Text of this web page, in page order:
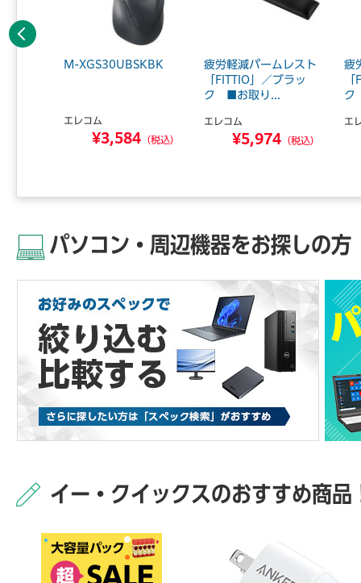
M-XGS30UBSKBK
エレコム
¥3,584 （税込）
疲労軽減パームレスト
「FITTIO」／ブラッ
ク ■お取り...
エレコム
¥5,974 （税込）
疲
ク
エ
前へ
パソコン・周辺機器をお探しの方
イー・クイックスのおすすめ商品